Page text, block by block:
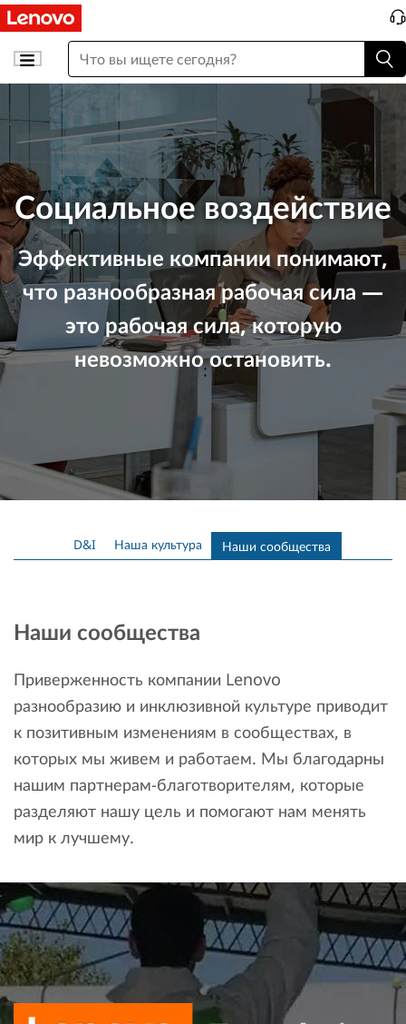
Социальное воздействие
Эффективные компании понимают,
что разнообразная рабочая сила —
это рабочая сила, которую
невозможно остановить.
D&I Наша культура Наши сообщества
Наши сообщества
Приверженность компании Lenovo
разнообразию и инклюзивной культуре приводит
к позитивным изменениям в сообществах, в
которых мы живем и работаем. Мы благодарны
нашим партнерам-благотворителям, которые
разделяют нашу цель и помогают нам менять
мир к лучшему.